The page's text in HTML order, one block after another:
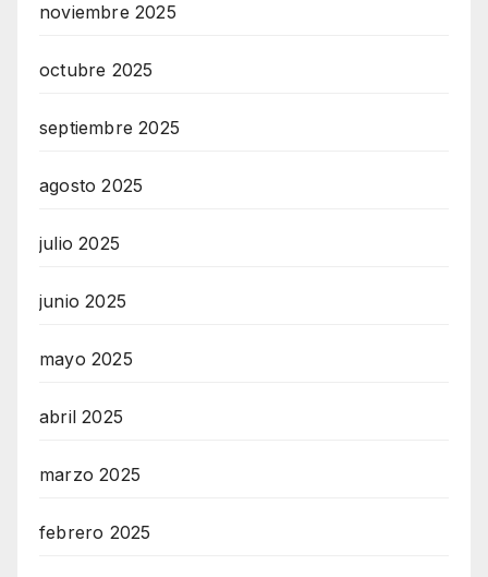
noviembre 2025
octubre 2025
septiembre 2025
agosto 2025
julio 2025
junio 2025
mayo 2025
abril 2025
marzo 2025
febrero 2025